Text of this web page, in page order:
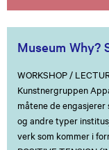
Museum
WORKSHOP /
Kunstnergruppen
måtene de
og andre typer
verk som kommer i